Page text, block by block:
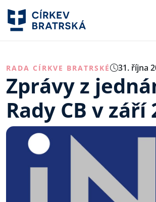
RADA CÍRKVE BRATRSKÉ 31. října
Zprávy z
Rady CB v září